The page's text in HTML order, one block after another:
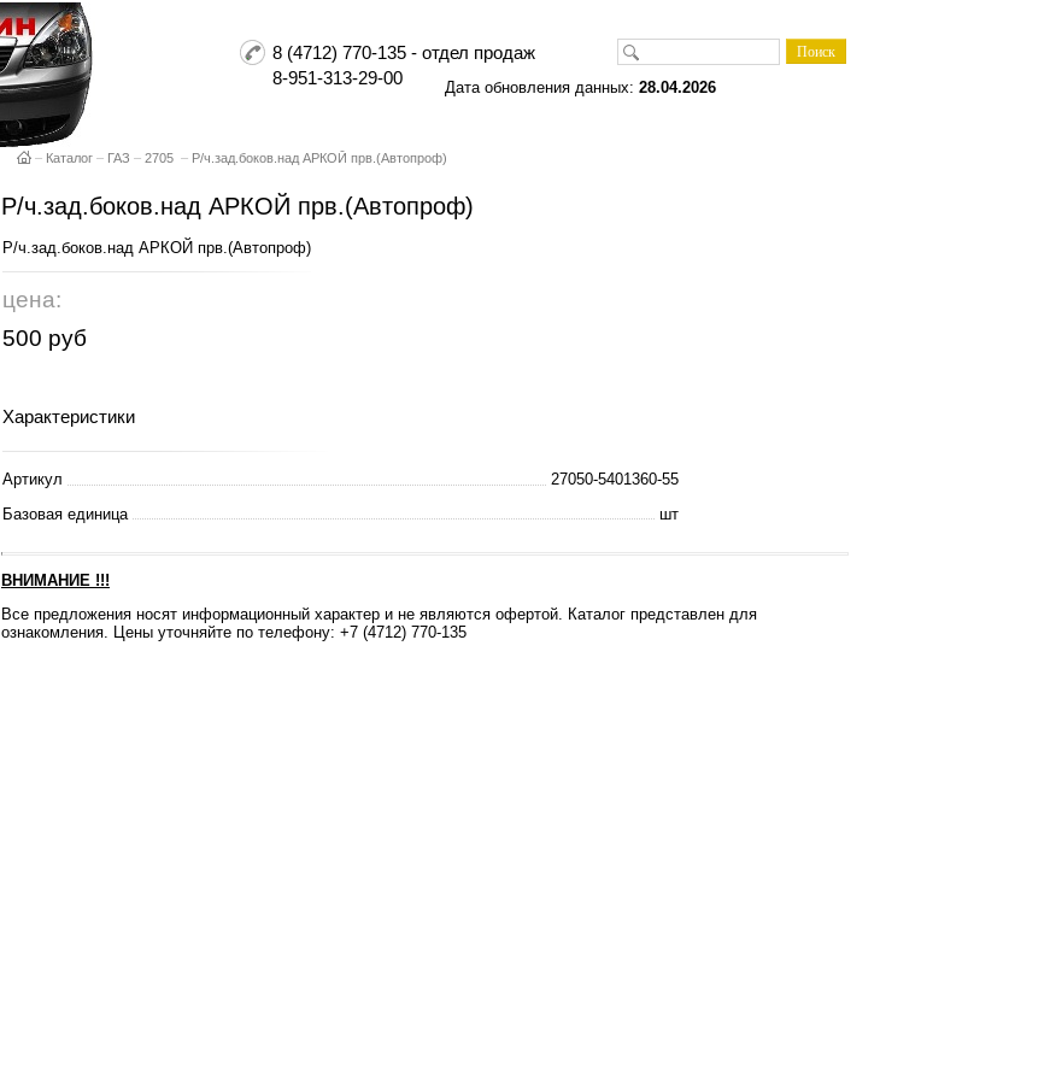
8 (4712) 770-135 - отдел продаж
8-951-313-29-00
Дата обновления данных: 28.04.2026
– Каталог – ГАЗ – 2705 – Р/ч.зад.боков.над АРКОЙ прв.(Автопроф)
Р/ч.зад.боков.над АРКОЙ прв.(Автопроф)
Р/ч.зад.боков.над АРКОЙ прв.(Автопроф)
цена:
500 руб
Характеристики
Артикул
27050-5401360-55
Базовая единица
шт
ВНИМАНИЕ !!!
Все предложения носят информационный характер и не являются офертой. Каталог представлен для
ознакомления. Цены уточняйте по телефону: +7 (4712) 770-135